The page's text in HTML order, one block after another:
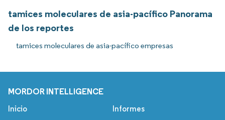
tamices moleculares de asia-pacífico Panorama
de los reportes
tamices moleculares de asia-pacífico empresas
MORDOR INTELLIGENCE
Inicio Informes